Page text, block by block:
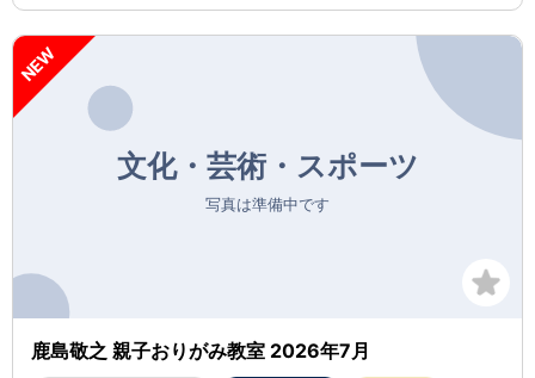
NEW
鹿島敬之 親子おりがみ教室 2026年7月